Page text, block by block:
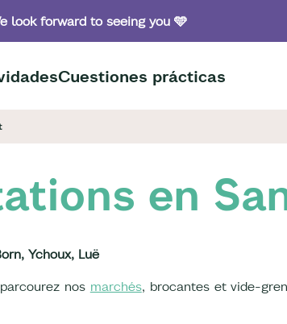
look forward to seeing you 🩵
Cuestiones prácticas
en
Ychoux, Luë
nos marchés, brocantes et vide-